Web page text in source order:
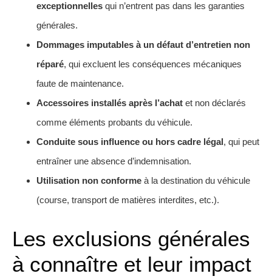
exceptionnelles qui n’entrent pas dans les garanties
générales.
Dommages imputables à un défaut d’entretien non
réparé, qui excluent les conséquences mécaniques
faute de maintenance.
Accessoires installés après l’achat et non déclarés
comme éléments probants du véhicule.
Conduite sous influence ou hors cadre légal, qui peut
entraîner une absence d’indemnisation.
Utilisation non conforme à la destination du véhicule
(course, transport de matières interdites, etc.).
Les exclusions générales
à connaître et leur impact